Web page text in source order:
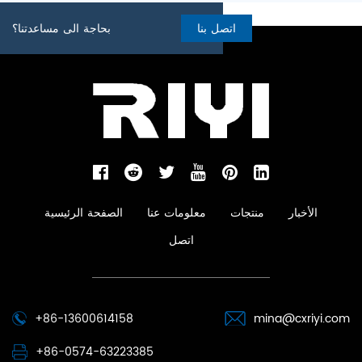
بحاجة الى مساعدتنا؟ اتصل بنا
الصفحة الرئيسية معلومات عنا منتجات
الأخبار
اتصل
+86-13600614158
mina@cxriyi.com
+86-0574-63223385